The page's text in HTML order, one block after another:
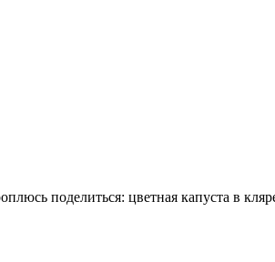
поделиться: цветная капуста в